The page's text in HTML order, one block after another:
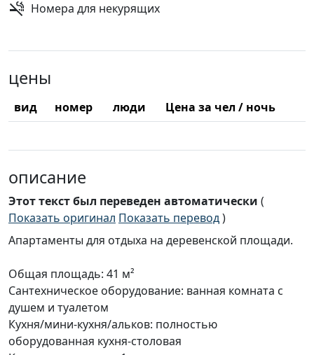
Номера для некурящих
цены
вид номер люди Цена за чел / ночь
описание
Этот текст был переведен автоматически (
Показать оригинал Показать перевод)
Апартаменты для отдыха на деревенской площади.
Общая площадь: 41 м²
Сантехническое оборудование: ванная комната с
душем и туалетом
Кухня/мини-кухня/альков: полностью
оборудованная кухня-столовая